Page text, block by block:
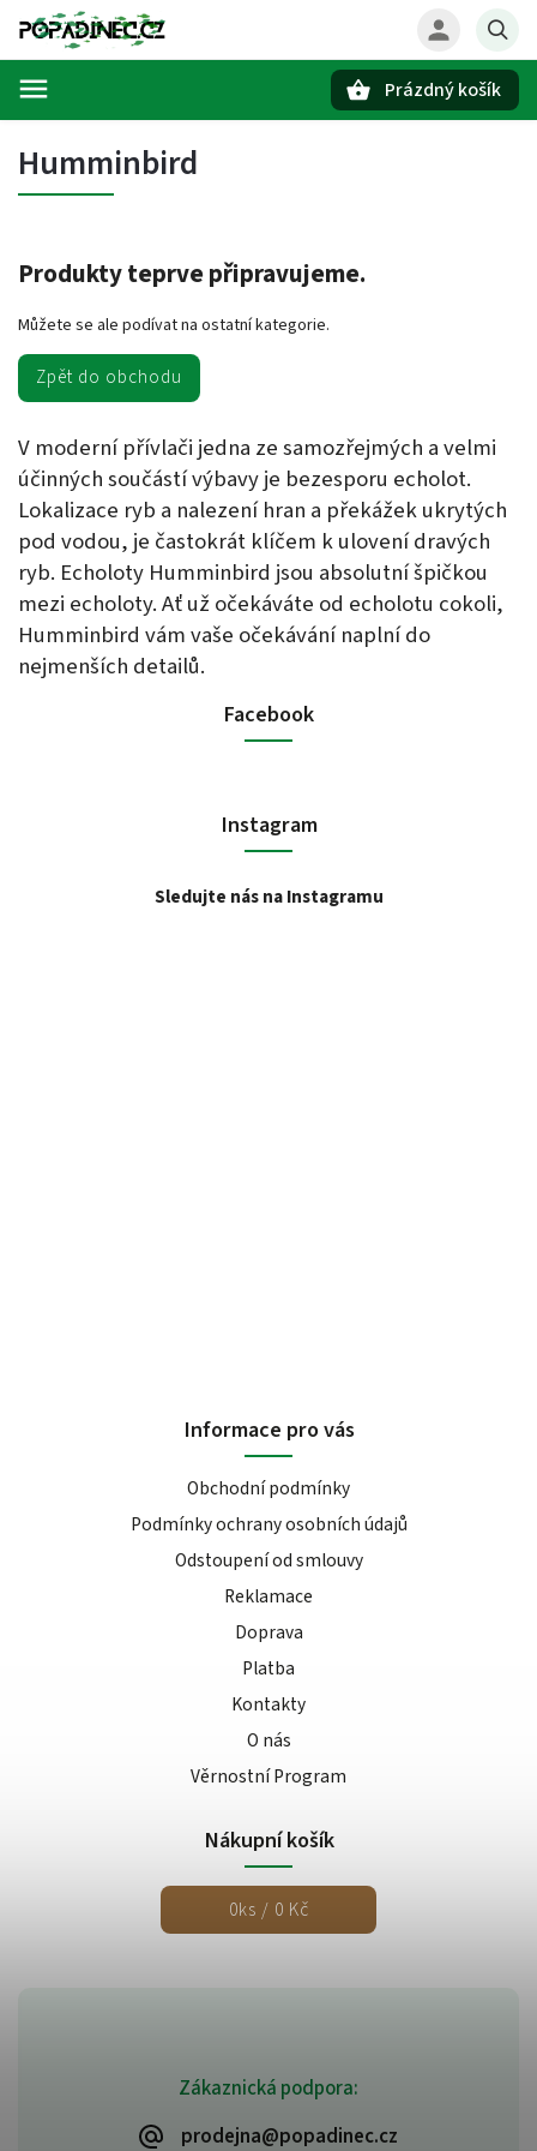
Prázdný košík
Humminbird
Produkty teprve připravujeme.
Můžete se ale podívat na ostatní kategorie.
Zpět do obchodu
V moderní přívlači jedna ze samozřejmých a velmi
účinných součástí výbavy je bezesporu echolot.
Lokalizace ryb a nalezení hran a překážek ukrytých
pod vodou, je častokrát klíčem k ulovení dravých
ryb. Echoloty Humminbird jsou absolutní špičkou
mezi echoloty. Ať už očekáváte od echolotu cokoli,
Humminbird vám vaše očekávání naplní do
nejmenších detailů.
Zákaznická podpora:
prodejna@popadinec.cz
Facebook
Instagram
Sledujte nás na Instagramu
Informace pro vás
Obchodní podmínky
Podmínky ochrany osobních údajů
Odstoupení od smlouvy
Reklamace
Doprava
Platba
Kontakty
O nás
Věrnostní Program
Nákupní košík
0ks / 0 Kč